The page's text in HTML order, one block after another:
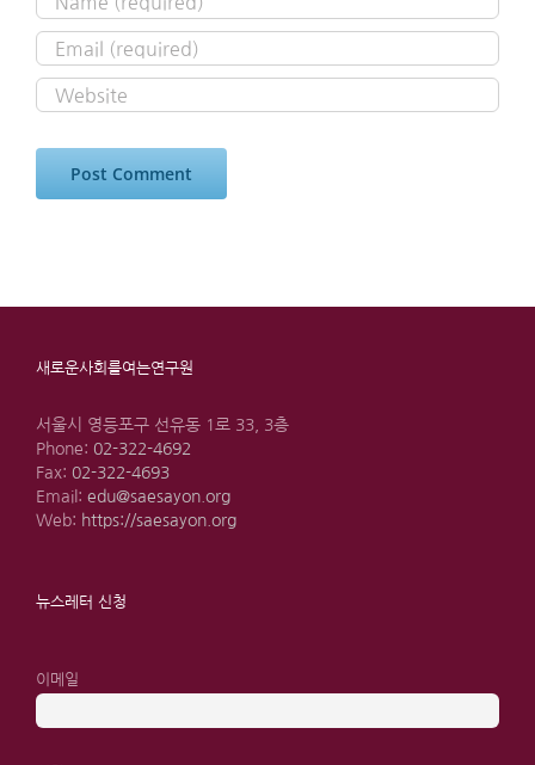
새로운사회를여는연구원
서울시 영등포구 선유동 1로 33, 3층
Phone: 02-322-4692
Fax: 02-322-4693
Email: edu@saesayon.org
Web: https://saesayon.org
뉴스레터 신청
이메일